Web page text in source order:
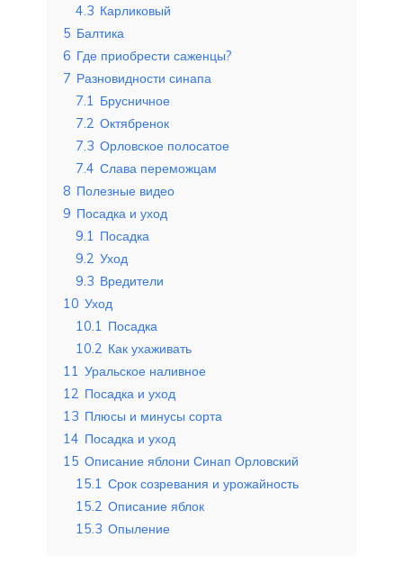
4.3 Карликовый
5 Балтика
6 Где приобрести саженцы?
7 Разновидности синапа
7.1 Брусничное
7.2 Октябренок
7.3 Орловское полосатое
7.4 Слава переможцам
8 Полезные видео
9 Посадка и уход
9.1 Посадка
9.2 Уход
9.3 Вредители
10 Уход
10.1 Посадка
10.2 Как ухаживать
11 Уральское наливное
12 Посадка и уход
13 Плюсы и минусы сорта
14 Посадка и уход
15 Описание яблони Синап Орловский
15.1 Срок созревания и урожайность
15.2 Описание яблок
15.3 Опыление